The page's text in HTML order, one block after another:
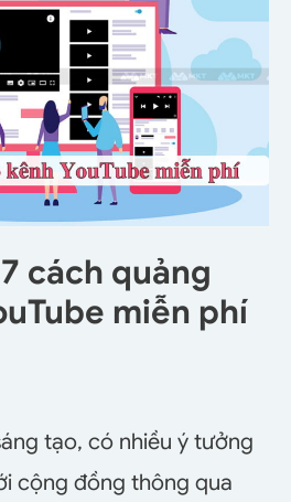
cách quảng
miễn phí
tạo, có nhiều ý tưởng
cộng đồng thông qua